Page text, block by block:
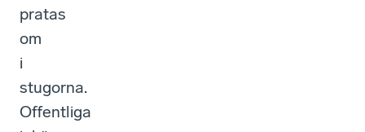
pratas
om
i
stugorna.
Offentliga